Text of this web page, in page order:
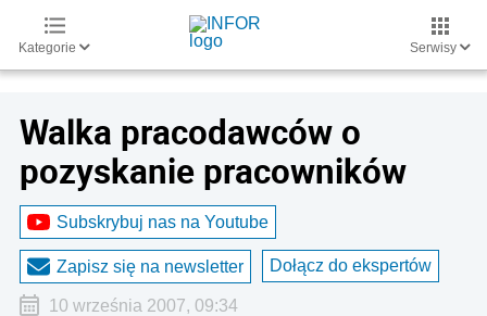
Kategorie Serwisy
Walka pracodawców o
pozyskanie pracowników
Subskrybuj nas na Youtube
Zapisz się na newsletter Dołącz do ekspertów
10 września 2007, 09:34